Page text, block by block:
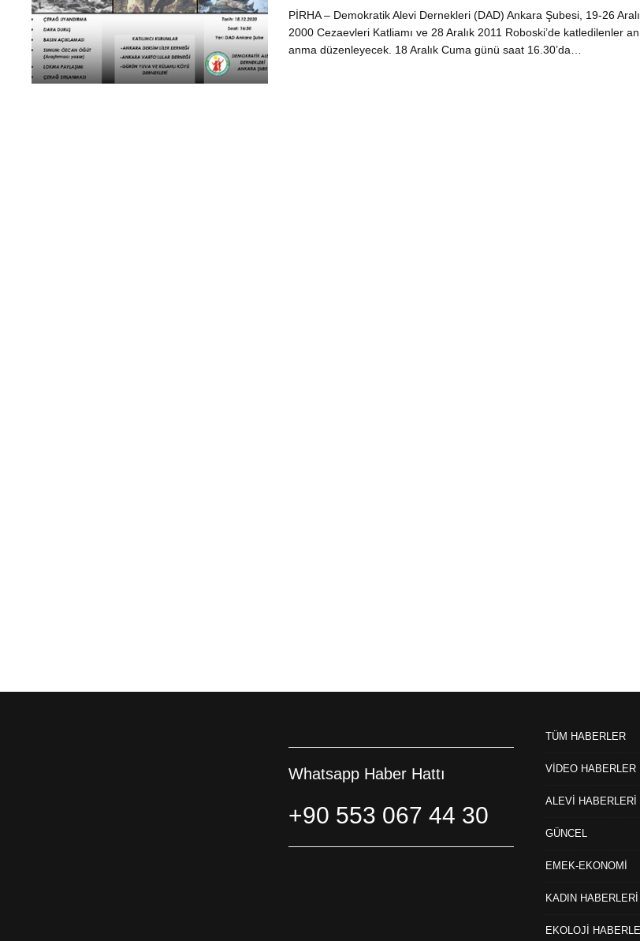
PİRHA – Demokratik Alevi Dernekleri (DAD) Ankara Şubesi, 19-26
2000 Cezaevleri Katliamı ve 28 Aralık 2011 Roboski’de katledilenler
anma düzenleyecek. 18 Aralık Cuma günü saat 16.30’da…
Whatsapp Haber Hattı
+90 553 067 44 30
TÜM HABERLER
VİDEO HABERLER
ALEVİ HABERLERİ
GÜNCEL
EMEK-EKONOMİ
KADIN HABERLERİ
EKOLOJİ